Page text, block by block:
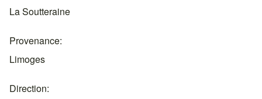
La Soutteraine
Provenance
Limoges
Direction